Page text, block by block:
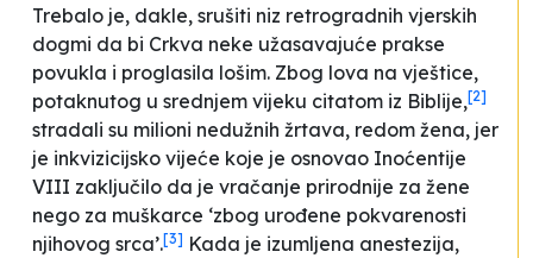
Trebalo je, dakle, srušiti niz retrogradnih vjerskih
dogmi da bi Crkva neke užasavajuće prakse
povukla i proglasila lošim. Zbog lova na vještice,
potaknutog u srednjem vijeku citatom iz Biblije,[2]
stradali su milioni nedužnih žrtava, redom žena, jer
je inkvizicijsko vijeće koje je osnovao Inoćentije
VIII zaključilo da je vračanje prirodnije za žene
nego za muškarce ‘zbog urođene pokvarenosti
njihovog srca’.[3] Kada je izumljena anestezija,